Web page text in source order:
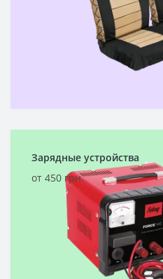
Зарядные устройства
от 450 грн.